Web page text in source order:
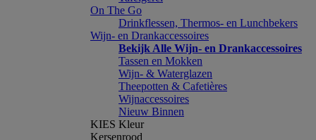
On The Go
Drinkflessen, Thermos- en Lunchbekers
Wijn- en Drankaccessoires
Bekijk Alle Wijn- en Drankaccessoires
Tassen en Mokken
Wijn- & Waterglazen
Theepotten & Cafetières
Wijnaccessoires
Nieuw Binnen
KIES Kleur
Kersenrood